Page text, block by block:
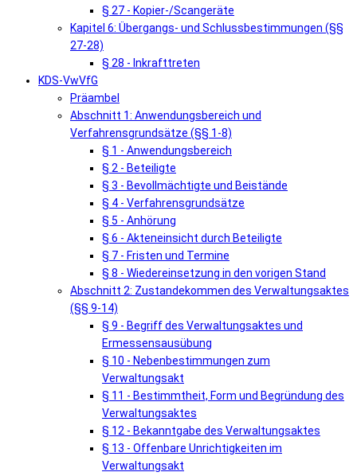
§ 27 - Kopier-/Scangeräte
Kapitel 6: Übergangs- und Schlussbestimmungen (§§
27-28)
§ 28 - Inkrafttreten
KDS-VwVfG
Präambel
Abschnitt 1: Anwendungsbereich und
Verfahrensgrundsätze (§§ 1-8)
§ 1 - Anwendungsbereich
§ 2 - Beteiligte
§ 3 - Bevollmächtigte und Beistände
§ 4 - Verfahrensgrundsätze
§ 5 - Anhörung
§ 6 - Akteneinsicht durch Beteiligte
§ 7 - Fristen und Termine
§ 8 - Wiedereinsetzung in den vorigen Stand
Abschnitt 2: Zustandekommen des Verwaltungsaktes
(§§ 9-14)
§ 9 - Begriff des Verwaltungsaktes und
Ermessensausübung
§ 10 - Nebenbestimmungen zum
Verwaltungsakt
§ 11 - Bestimmtheit, Form und Begründung des
Verwaltungsaktes
§ 12 - Bekanntgabe des Verwaltungsaktes
§ 13 - Offenbare Unrichtigkeiten im
Verwaltungsakt